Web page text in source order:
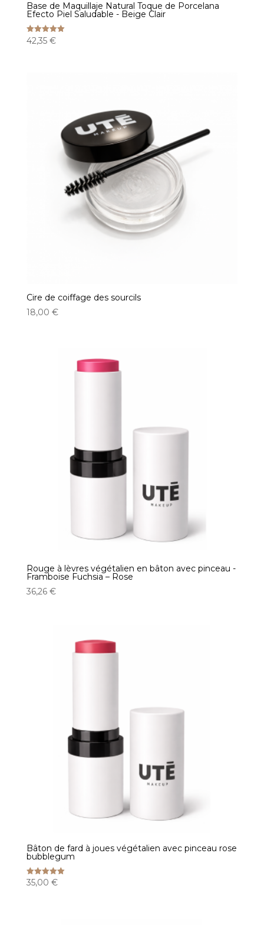
Base de Maquillaje Natural Toque de Porcelana
Efecto Piel Saludable - Beige Clair
Note
5.00
42,35 €
Cire de coiffage des sourcils
18,00 €
Rouge à lèvres végétalien en bâton avec pinceau -
Framboise Fuchsia – Rose
36,26 €
Bâton de fard à joues végétalien avec pinceau rose
bubblegum
Note
5.00
35,00 €